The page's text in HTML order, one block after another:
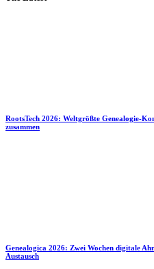
RootsTech 2026: Weltgrößte Genealogie-
zusammen
Genealogica 2026: Zwei Wochen digitale
Austausch